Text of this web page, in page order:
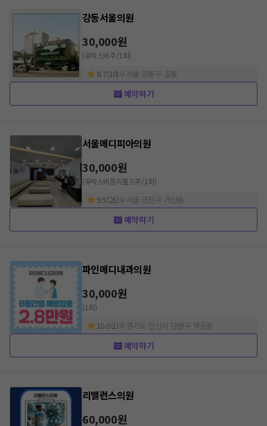
강동서울의원
30,000원
(유박스비주/1회)
8.7(10) 서울 강동구 길동
예약하기
서울메디피아의원
30,000원
(유박스비프리필드주/1회)
9.5(21) 서울 금천구 가산동
예약하기
파인메디내과의원
30,000원
(1회)
10.0(1) 경기도 안산시 단원구 백운동
예약하기
리밸런스의원
60,000원